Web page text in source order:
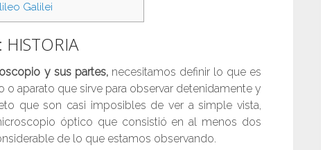
Galilei
HISTORIA
y sus partes,necesitamos definir lo que es
aparato que sirve para observar detenidamente y
que son casi imposibles de ver a simple vista,
óptico que consistió en al menos dos
de lo que estamos observando.